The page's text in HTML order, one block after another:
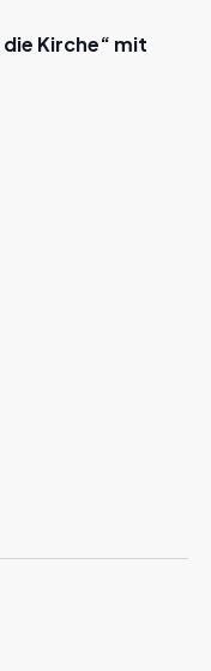
die Kirche“ mit